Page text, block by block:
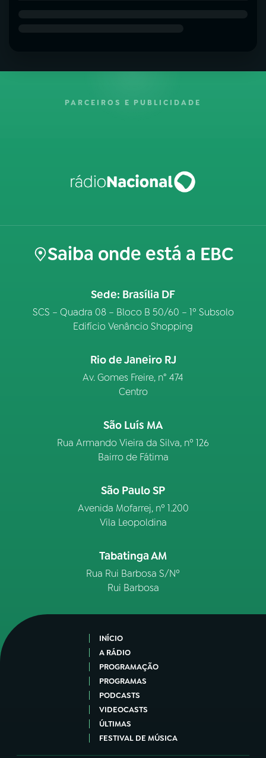
PARCEIROS E PUBLICIDADE
Saiba onde está a EBC
Sede: Brasília DF
SCS – Quadra 08 – Bloco B 50/60 – 1º Subsolo
Edifício Venâncio Shopping
Rio de Janeiro RJ
Av. Gomes Freire, n° 474
Centro
São Luís MA
Rua Armando Vieira da Silva, nº 126
Bairro de Fátima
São Paulo SP
Avenida Mofarrej, nº 1.200
Vila Leopoldina
Tabatinga AM
Rua Rui Barbosa S/Nº
Rui Barbosa
INÍCIO
A RÁDIO
PROGRAMAÇÃO
PROGRAMAS
PODCASTS
VIDEOCASTS
ÚLTIMAS
FESTIVAL DE MÚSICA